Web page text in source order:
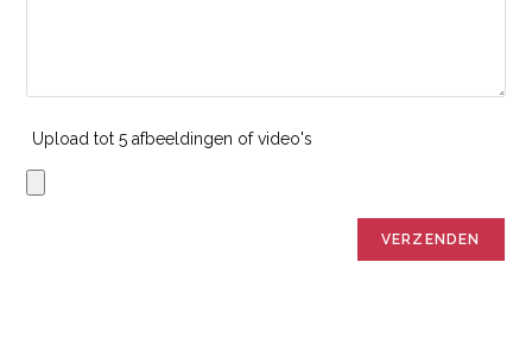
Upload tot 5 afbeeldingen of video's